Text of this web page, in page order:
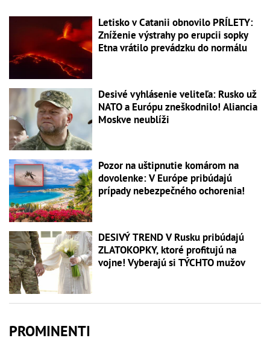
Letisko v Catanii obnovilo PRÍLETY:
Zníženie výstrahy po erupcii sopky
Etna vrátilo prevádzku do normálu
Desivé vyhlásenie veliteľa: Rusko už
NATO a Európu zneškodnilo! Aliancia
Moskve neublíži
Pozor na uštipnutie komárom na
dovolenke: V Európe pribúdajú
prípady nebezpečného ochorenia!
DESIVÝ TREND V Rusku pribúdajú
ZLATOKOPKY, ktoré profitujú na
vojne! Vyberajú si TÝCHTO mužov
PROMINENTI